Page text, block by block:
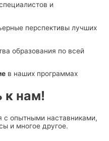
и
перспективы лучших
образования по всей
в наших программах
к нам!
с опытными наставниками,
и многое другое.